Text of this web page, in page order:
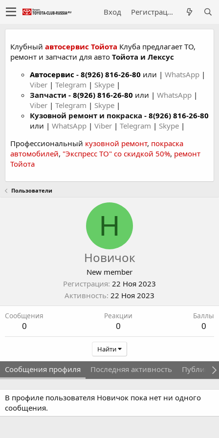
Вход Регистрация
Клубный автосервис Тойота Клуба предлагает ТО,
ремонт и запчасти для авто Тойота и Лексус
Автосервис - 8(926) 816-26-80 или | WhatsApp |
Viber | Telegram | Skype |
Запчасти - 8(926) 816-26-80 или | WhatsApp |
Viber | Telegram | Skype |
Кузовной ремонт и покраска - 8(926) 816-26-80
или | WhatsApp | Viber | Telegram | Skype |
Профессиональный кузовной ремонт, покраска
автомобилей, "Экспресс ТО" со скидкой 50%, ремонт
Тойота
Пользователи
Н
Новичок
New member
Регистрация 22 Ноя 2023
Активность 22 Ноя 2023
Сообщения
0
Реакции
0
Баллы
0
Найти
Сообщения профиля Последняя активность
В профиле пользователя Новичок пока нет ни одного
сообщения.